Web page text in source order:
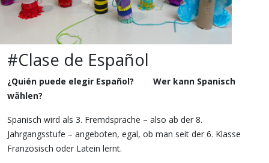
#Clase de Español
¿Quién puede elegir Español? Wer kann Spanisch
wählen?
Spanisch wird als 3. Fremdsprache – also ab der 8.
Jahrgangsstufe – angeboten, egal, ob man seit der 6. Klasse
Französisch oder Latein lernt.